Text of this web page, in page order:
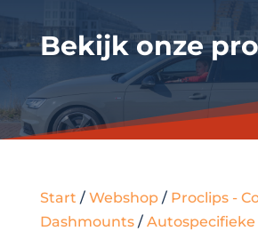
Bekijk onze
Start / Webshop/ Proclips -
Dashmounts/